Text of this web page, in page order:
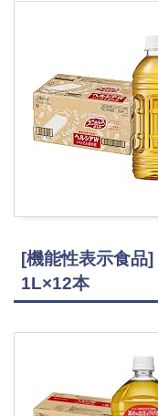
[機能性表示食品
1L×12本